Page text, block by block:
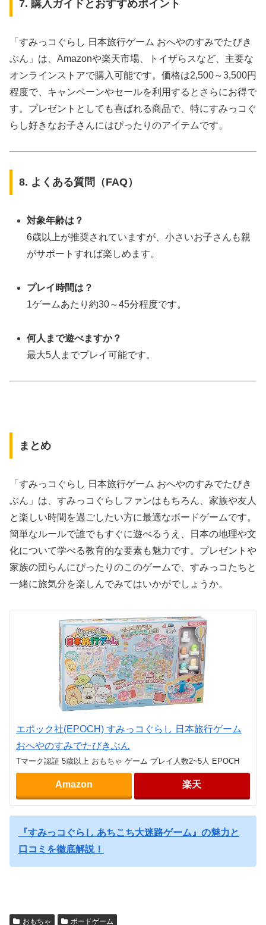
7. 購入ガイドとおすすめポイント
「すみっコぐらし 日本旅行ゲーム おへやのすみでたびき
ぶん」は、Amazonや楽天市場、トイザらスなど、主要な
オンラインストアで購入可能です。価格は2,500～3,500円
程度で、キャンペーンやセールを利用するとさらにお得で
す。プレゼントとしても喜ばれる商品で、特にすみっコぐ
らし好きなお子さんにはぴったりのアイテムです。
8. よくある質問（FAQ）
対象年齢は？
6歳以上が推奨されていますが、小さいお子さんも親
がサポートすれば楽しめます。
プレイ時間は？
1ゲームあたり約30～45分程度です。
何人まで遊べますか？
最大5人までプレイ可能です。
まとめ
「すみっコぐらし 日本旅行ゲーム おへやのすみでたびき
ぶん」は、すみっコぐらしファンはもちろん、家族や友人
と楽しい時間を過ごしたい方に最適なボードゲームです。
簡単なルールで誰でもすぐに遊べるうえ、日本の地理や文
化について学べる教育的な要素も魅力です。プレゼントや
家族の団らんにぴったりのこのゲームで、すみっコたちと
一緒に旅気分を楽しんでみてはいかがでしょうか。
エポック社(EPOCH) すみっコぐらし 日本旅行ゲーム
おへやのすみでたびきぶん
Tマーク認証 5歳以上 おもちゃ ゲーム プレイ人数2~5人 EPOCH
Amazon 楽天
『すみっコぐらし あちこち大迷路ゲーム』の魅力と
口コミを徹底解説！
おもちゃ ボードゲーム